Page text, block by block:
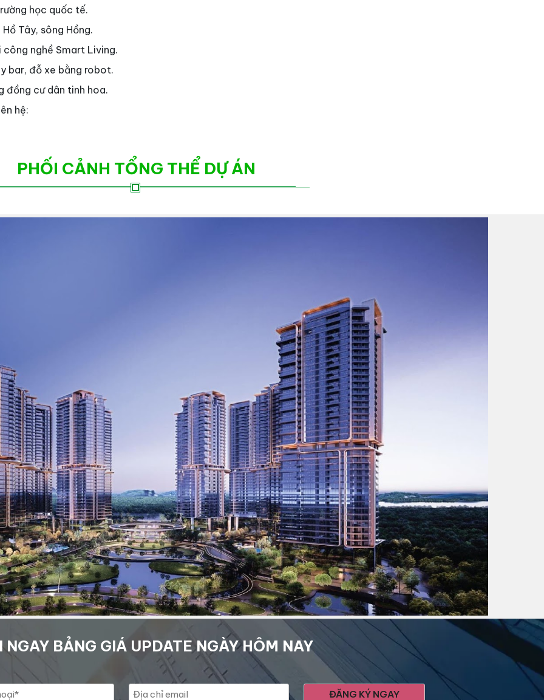
học quốc tế.
Tây, sông Hồng.
công nghề Smart Living.
bar, đỗ xe bằng robot.
đồng cư dân tinh hoa.
hệ:
PHỐI CẢNH TỔNG THỂ DỰ ÁN
NGAY BẢNG GIÁ UPDATE NGÀY HÔM NAY